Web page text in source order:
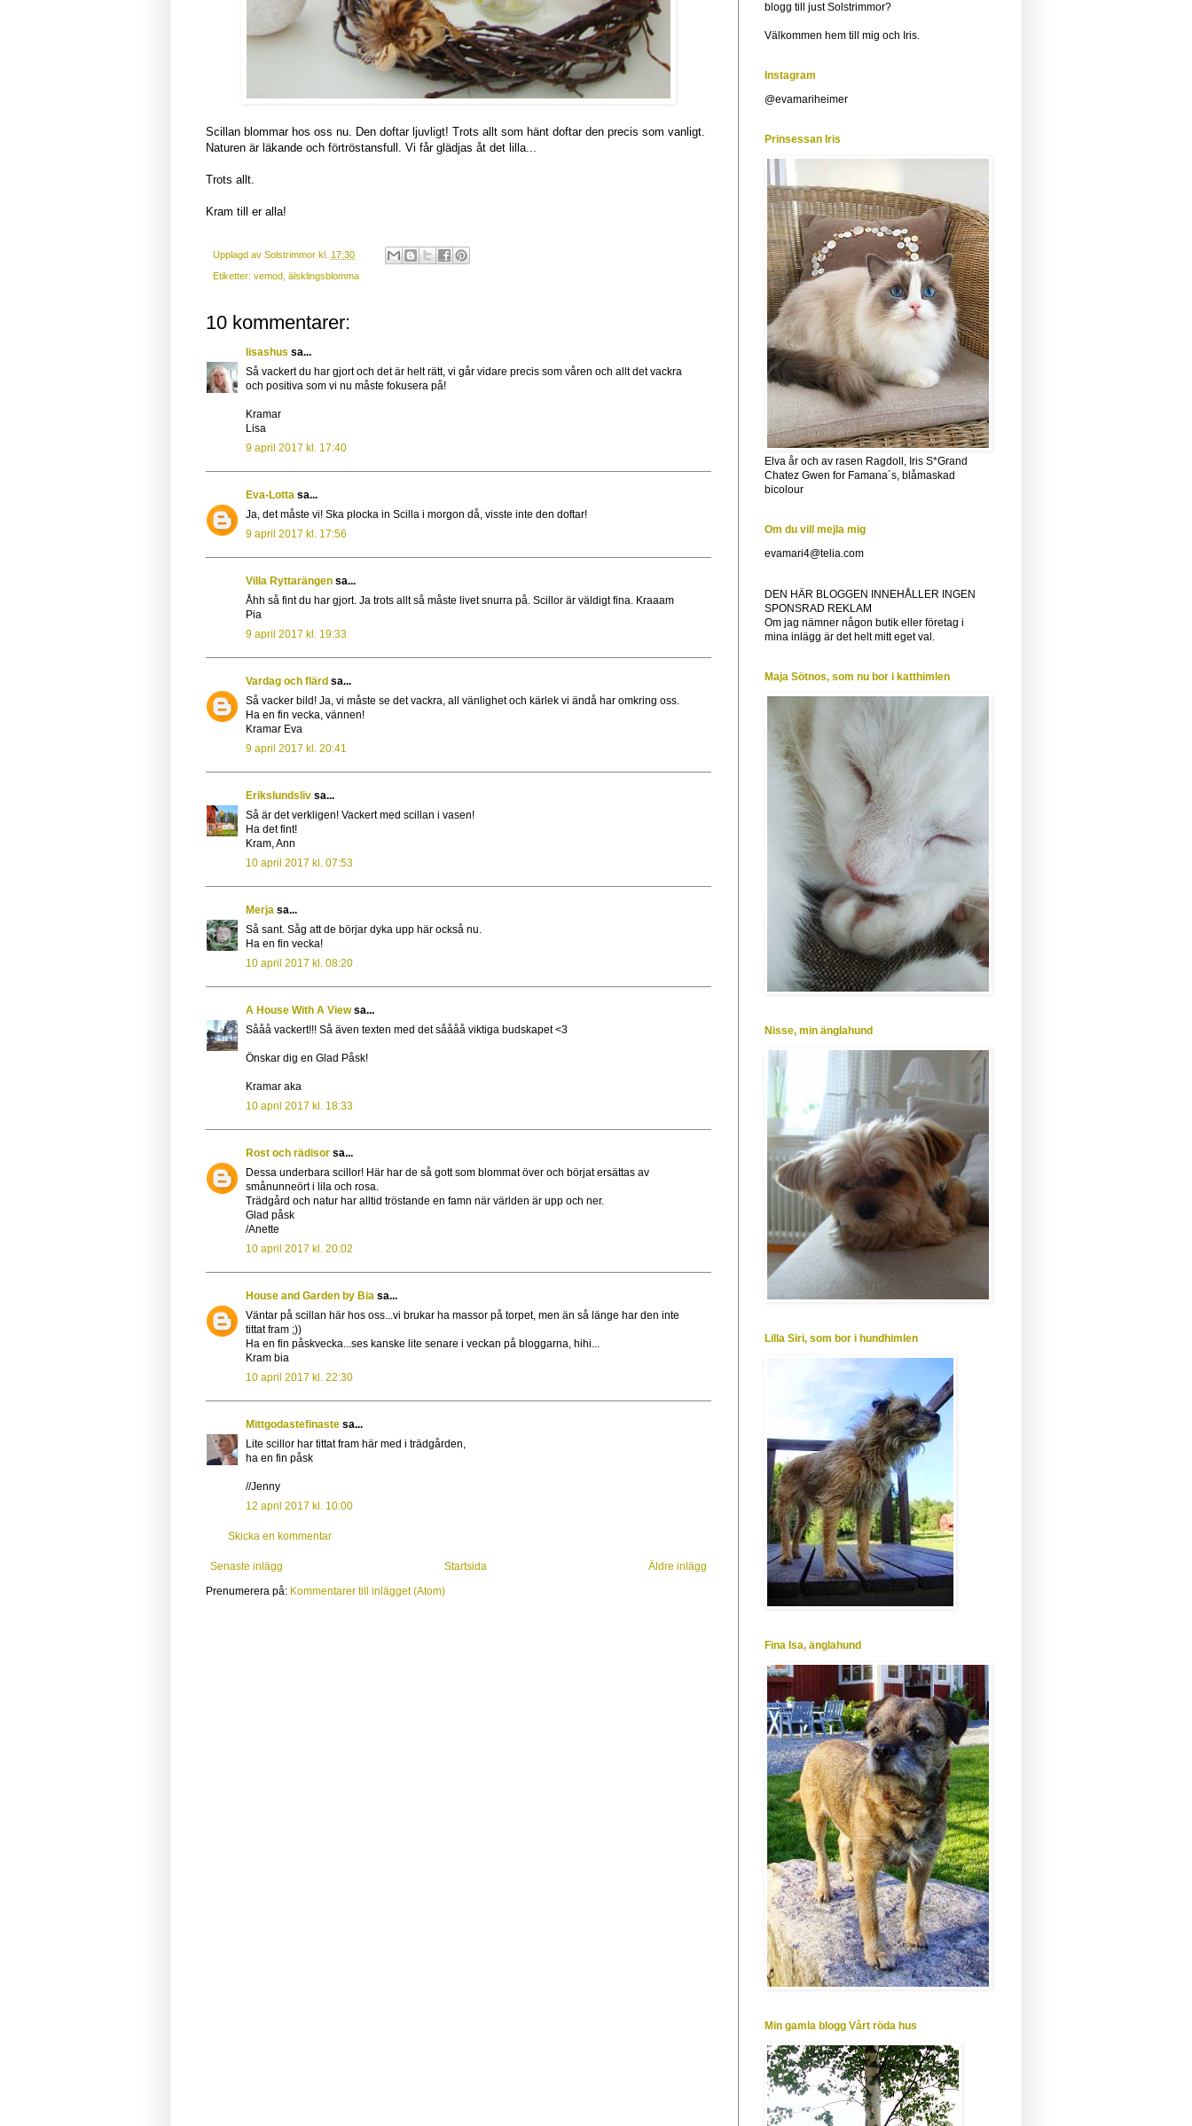
Scillan blommar hos oss nu. Den doftar ljuvligt! Trots allt som hänt doftar den precis som vanligt.
Naturen är läkande och förtröstansfull. Vi får glädjas åt det lilla...
Trots allt.
Kram till er alla!
Upplagd av Solstrimmor kl. 17:30
Etiketter: vemod älsklingsblomma
10 kommentarer:
lisashus sa...
Så vackert du har gjort och det är helt rätt, vi går vidare precis som våren och allt det vackra
och positiva som vi nu måste fokusera på!
Kramar
Lisa
9 april 2017 kl. 17:40
Eva-Lotta sa...
Ja, det måste vi! Ska plocka in Scilla i morgon då, visste inte den doftar!
9 april 2017 kl. 17:56
Villa Ryttarängen sa...
Åhh så fint du har gjort. Ja trots allt så måste livet snurra på. Scillor är väldigt fina. Kraaam
Pia
9 april 2017 kl. 19:33
Vardag och flärd sa...
Så vacker bild! Ja, vi måste se det vackra, all vänlighet och kärlek vi ändå har omkring oss.
Ha en fin vecka, vännen!
Kramar Eva
9 april 2017 kl. 20:41
Erikslundsliv sa...
Så är det verkligen! Vackert med scillan i vasen!
Ha det fint!
Kram, Ann
10 april 2017 kl. 07:53
Merja sa...
Så sant. Såg att de börjar dyka upp här också nu.
Ha en fin vecka!
10 april 2017 kl. 08:20
A House With A Viewsa...
Sååå vackert!!! Så även texten med det såååå viktiga budskapet <3
Önskar dig en Glad Påsk!
Kramar aka
10 april 2017 kl. 18:33
Rost och rädisor sa...
Dessa underbara scillor! Här har de så gott som blommat över och börjat ersättas av
smånunneört i lila och rosa.
Trädgård och natur har alltid tröstande en famn när världen är upp och ner.
Glad påsk
/Anette
10 april 2017 kl. 20:02
House and Garden by Bia sa...
Väntar på scillan här hos oss...vi brukar ha massor på torpet, men än så länge har den inte
tittat fram ;))
Ha en fin påskvecka...ses kanske lite senare i veckan på bloggarna, hihi...
Kram bia
10 april 2017 kl. 22:30
Mittgodastefinaste sa...
Lite scillor har tittat fram här med i trädgården,
ha en fin påsk
//Jenny
12 april 2017 kl. 10:00
Skicka en kommentar
Senaste inlägg Äldre inlägg
Startsida
Prenumerera på: Kommentarer till inlägget (Atom)
blogg till just Solstrimmor?
Välkommen hem till mig och Iris.
Instagram
@evamariheimer
Prinsessan Iris
Elva år och av rasen Ragdoll, Iris S*Grand
Chatez Gwen for Famana´s, blåmaskad
bicolour
Om du vill mejla mig
evamari4@telia.com
DEN HÄR BLOGGEN INNEHÅLLER INGEN
SPONSRAD REKLAM
Om jag nämner någon butik eller företag i
mina inlägg är det helt mitt eget val.
Maja Sötnos, som nu bor i katthimlen
Nisse, min änglahund
Lilla Siri, som bor i hundhimlen
Fina Isa, änglahund
Min gamla blogg Vårt röda hus